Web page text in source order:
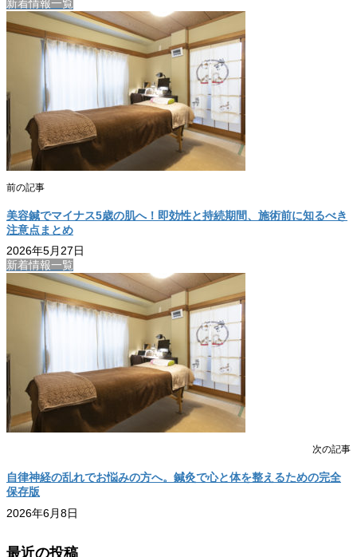
新着情報一覧
前の記事
美容鍼でマイナス5歳の肌へ！即効性と持続期間、施術前に知るべき
注意点まとめ
2026年5月27日
新着情報一覧
次の記事
自律神経の乱れでお悩みの方へ。鍼灸で心と体を整えるための完全
保存版
2026年6月8日
最近の投稿